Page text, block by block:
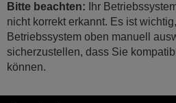
Bitte beachten: Ihr
nicht korrekt erkannt. Es ist
Betriebssystem oben manuell
sicherzustellen, dass Sie
können.